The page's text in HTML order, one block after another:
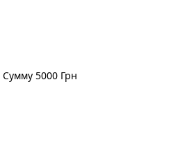
5000 Грн